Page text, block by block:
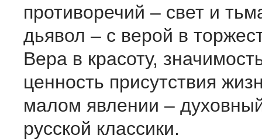
противоречий – свет и
дьявол – с верой в
Вера в красоту,
ценность присутствия
малом явлении –
русской классики.